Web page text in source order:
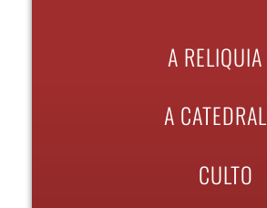
A RELIQUIA
A CATEDRAL
CULTO